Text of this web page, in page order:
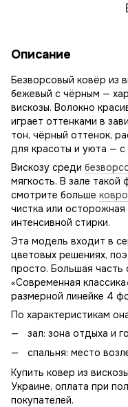
Описание
Безворсовый ковёр из
бежевый с чёрным —
вискозы. Волокно
играет оттенками в
тон, чёрный оттенок,
для красоты и уюта — с
Вискозу среди
мягкость. В зале такой
смотрите больше
чистка или
интенсивной стирки.
Эта модель входит в
цветовых решениях,
просто. Большая часть
«Современная
размерной линейке 4
По характеристикам
зал: зона отдыха и
спальня: место
Купить ковер из
Украине, оплата при
покупателей.